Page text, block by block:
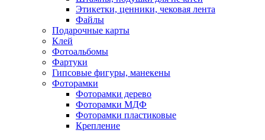
Этикетки, ценники, чековая лента
Файлы
Подарочные карты
Клей
Фотоальбомы
Фартуки
Гипсовые фигуры, манекены
Фоторамки
Фоторамки дерево
Фоторамки МДФ
Фоторамки пластиковые
Крепление